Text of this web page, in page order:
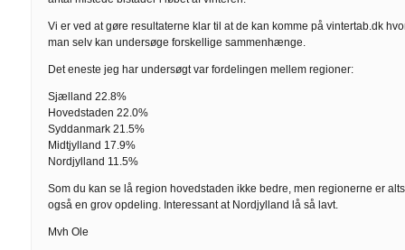
Vi er ved at gøre resultaterne klar til at de kan komme på vintertab.dk
man selv kan undersøge forskellige sammenhænge.
Det eneste jeg har undersøgt var fordelingen mellem regioner:
Sjælland 22.8%
Hovedstaden 22.0%
Syddanmark 21.5%
Midtjylland 17.9%
Nordjylland 11.5%
Som du kan se lå region hovedstaden ikke bedre, men regionerne er
også en grov opdeling. Interessant at Nordjylland lå så lavt.
Mvh Ole